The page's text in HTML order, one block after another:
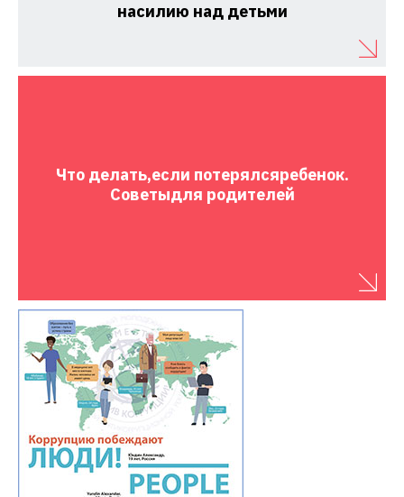
насилию над детьми
Что делать,если потерялсяребенок.
Советыдля родителей